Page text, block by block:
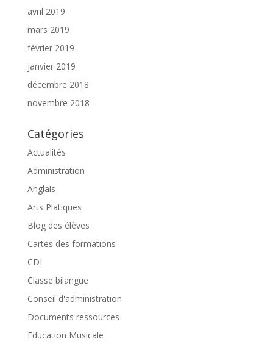
avril 2019
mars 2019
février 2019
janvier 2019
décembre 2018
novembre 2018
Catégories
Actualités
Administration
Anglais
Arts Platiques
Blog des élèves
Cartes des formations
CDI
Classe bilangue
Conseil d'administration
Documents ressources
Education Musicale